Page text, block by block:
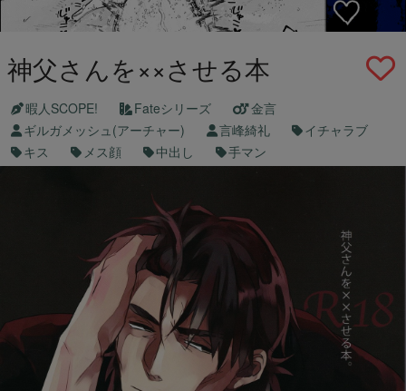
神父さんを××させる本
暇人SCOPE! Fateシリーズ
金言
ギルガメッシュ(アーチャー)
言峰綺礼
イチャラブ
キス
メス顔 中出し 手マン